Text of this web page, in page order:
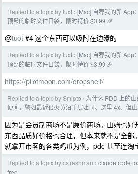
Replied to a topic by tuot › [Mac] 自荐我的新 App
顶部的临时文件口袋，限时特价 $3.99 🎉
@tuot #4 这个东西可以吸附在边缘的
Replied to a topic by tuot › [Mac] 自荐我的新 App
顶部的临时文件口袋，限时特价 $3.99 🎉
https://pilotmoon.com/dropshelf/
Replied to a topic by Smipto › 为什么 PDD 上的
便宜，譬如最近很火黄油千层吐司、这里 4x、但
因为是会员制商场不是廉价商场。山姆也好
东西品质好价格也合理，但本来就不是全部。
就拿开市客的各类鸡爪为例，pdd 甚至连淘
Replied to a topic by csfreshman › claude code
free